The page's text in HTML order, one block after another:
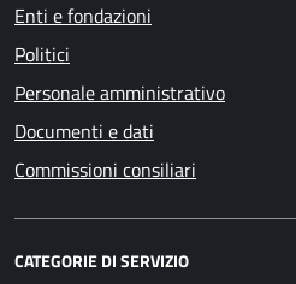
Enti e fondazioni
Politici
Personale amministrativo
Documenti e dati
Commissioni consiliari
CATEGORIE DI SERVIZIO